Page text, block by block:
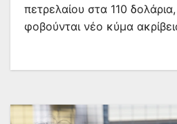
πετρελαίου στα 110
φοβούνται νέο κύμα